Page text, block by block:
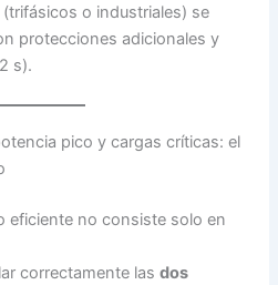
o industriales) se
protecciones adicionales y
s).
pico y cargas críticas: el
eficiente no consiste solo en
correctamente lasdos